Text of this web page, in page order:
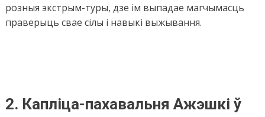
розныя экстрым-туры, дзе ім выпадае магчымасць
праверыць свае сілы і навыкі выжывання.
2. Капліца-пахавальня Ажэшкі ў